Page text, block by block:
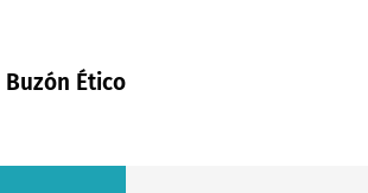
Buzón Ético